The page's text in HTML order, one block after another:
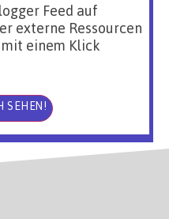
Feed auf
externe Ressourcen
einem Klick
SEHEN!